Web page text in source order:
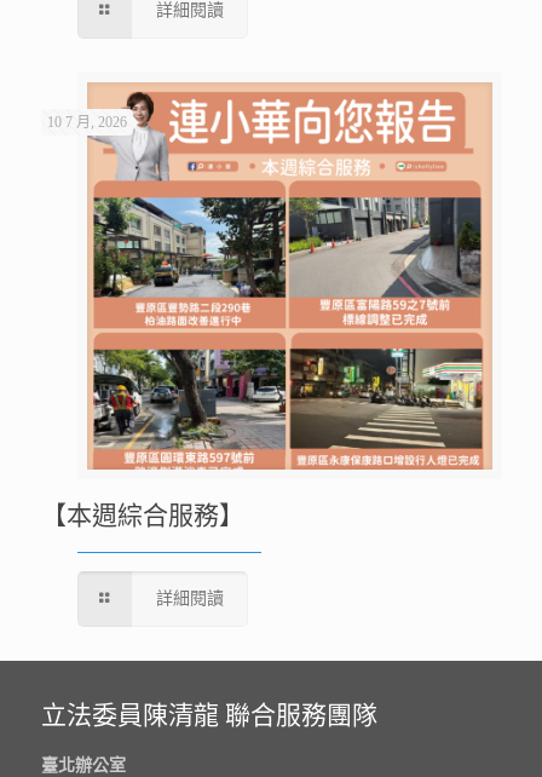
詳細閱讀
10 7 月, 2026
【本週綜合服務】
詳細閱讀
立法委員陳清龍 聯合服務團隊
臺北辦公室